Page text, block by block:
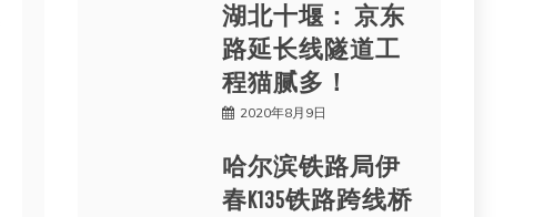
湖北十堰： 京东
路延长线隧道工
程猫腻多！
2020年8月9日
哈尔滨铁路局伊
春K135铁路跨线桥